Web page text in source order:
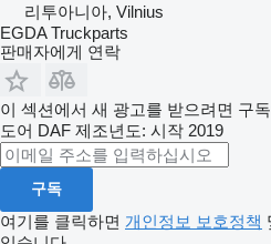
리투아니아, Vilnius
EGDA Truckparts
판매자에게 연락
이 섹션에서 새 광고를 받으려면 구
도어 DAF 제조년도: 시작 2019
구독
여기를 클릭하면 개인정보 보호정책